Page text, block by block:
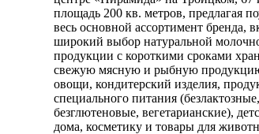
площадь 200 кв. метров, предлагая
весь основной ассортимент бренда,
широкий выбор натуральной
продукции с короткими сроками
свежую мясную и рыбную
овощи, кондитерский изделия,
специального питания (безлактозные,
безглютеновые, вегетарианские),
дома, косметику и товары для